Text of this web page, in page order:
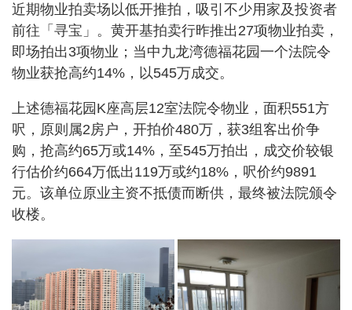
近期物业拍卖场以低开推拍，吸引不少用家及投资者
前往「寻宝」。黄开基拍卖行昨推出27项物业拍卖，
即场拍出3项物业；当中九龙湾德福花园一个法院令
物业获抢高约14%，以545万成交。
上述德福花园K座高层12室法院令物业，面积551方
呎，原则属2房户，开拍价480万，获3组客出价争
购，抢高约65万或14%，至545万拍出，成交价较银
行估价约664万低出119万或约18%，呎价约9891
元。该单位原业主资不抵债而断供，最终被法院颁令
收楼。